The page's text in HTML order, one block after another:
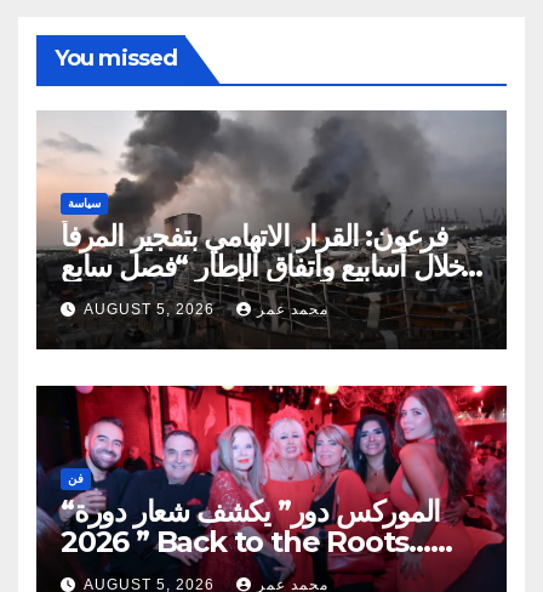
You missed
سياسة
فرعون: القرار الاتهامي بتفجير المرفأ
خلال أسابيع واتفاق الإطار “فصل سابع
ونصف”
AUGUST 5, 2026 محمد عمر
فن
“الموركس دور” يكشف شعار دورة
2026 ” Back to the Roots…
Eye on the Future “
AUGUST 5, 2026 محمد عمر